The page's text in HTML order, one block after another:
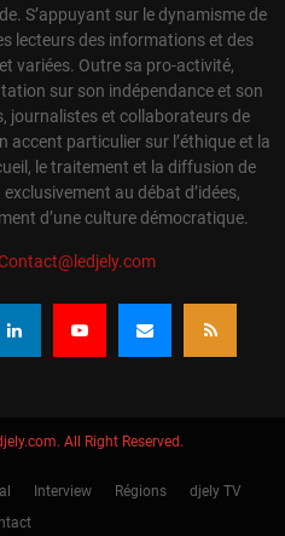
S’appuyant sur le dynamisme de
lecteurs des informations et des
variées. Outre sa pro-activité,
sur son indépendance et son
journalistes et collaborateurs de
accent particulier sur l’éthique et la
le traitement et la diffusion de
au débat d’idées,
d’une culture démocratique.
All Right Reserved.
Interview Régions
djely TV